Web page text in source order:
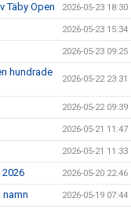
Täby Open 2026-05-23 18:30
2026-05-23 15:34
2026-05-23 09:25
hundrade
2026-05-22 23:31
2026-05-22 09:39
2026-05-21 11:47
2026-05-21 11:33
2026-05-20 22:46
namn 2026-05-19 07:44